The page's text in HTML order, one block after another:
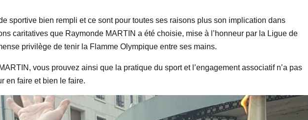
sportive bien rempli et ce sont pour toutes ses raisons plus son implication dans
caritatives que Raymonde MARTIN a été choisie, mise à l’honneur par la Ligue de
privilège de tenir la Flamme Olympique entre ses mains.
vous prouvez ainsi que la pratique du sport et l’engagement associatif n’a pas
en faire et bien le faire.